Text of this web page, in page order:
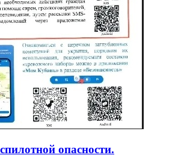
опасности.